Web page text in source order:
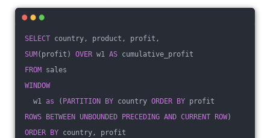
SELECT country, product, profit,
SUM (profit) OVER w1 AS cumulative_profit
FROM sales
WINDOW
w1 as ( PARTITION BY country ORDER BY profit
ROWS
BETWEEN UNBOUNDED PRECEDING AND CURRENT ROW)
ORDER
BY country, profit